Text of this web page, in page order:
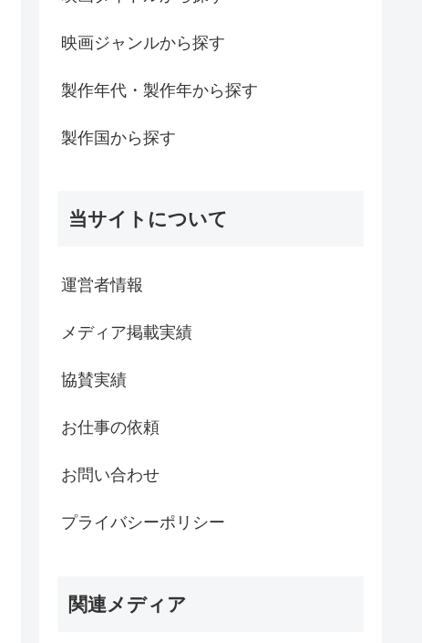
映画ジャンルから探す
製作年代・製作年から探す
製作国から探す
当サイトについて
運営者情報
メディア掲載実績
協賛実績
お仕事の依頼
お問い合わせ
プライバシーポリシー
関連メディア